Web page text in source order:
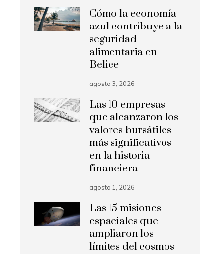
Cómo la economía
azul contribuye a la
seguridad
alimentaria en
Belice
agosto 3, 2026
Las 10 empresas
que alcanzaron los
valores bursátiles
más significativos
en la historia
financiera
agosto 1, 2026
Las 15 misiones
espaciales que
ampliaron los
límites del cosmos